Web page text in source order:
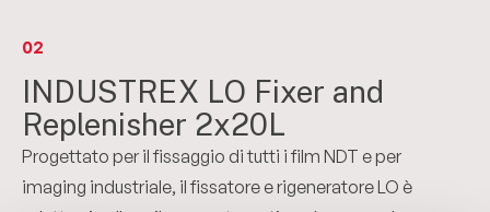
02
INDUSTREX LO Fixer and
Replenisher 2x20L
Progettato per il fissaggio di tutti i film NDT e per
imaging industriale, il fissatore e rigeneratore LO è